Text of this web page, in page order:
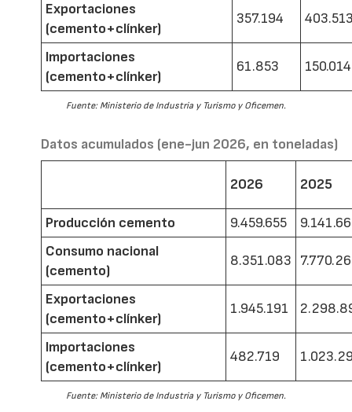
Exportaciones
(cemento+clínker)
357.194
Importaciones
(cemento+clínker)
61.853 150.014
Fuente: Ministerio de Industria y Turismo y Oficemen.
Datos acumulados (ene-jun 2026, en toneladas)
2026 2025
Producción cemento 9.459.655
Consumo nacional
(cemento)
8.351.083
Exportaciones
(cemento+clínker)
1.945.191
Importaciones
(cemento+clínker)
482.719
Fuente: Ministerio de Industria y Turismo y Oficemen.